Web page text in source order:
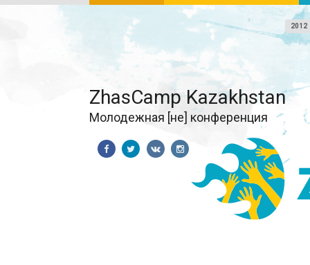
2012
ZhasCamp Kazakhstan
Молодежная [не] конференция